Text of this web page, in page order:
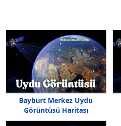
Bayburt Merkez Uydu
Görüntüsü Haritası